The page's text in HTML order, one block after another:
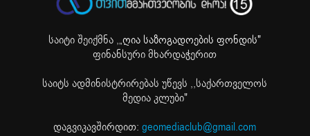
საიტი შეიქმნა ,„ღია საზოგადოების ფონდის"
ფინანსური მხარდაჭერით
საიტს ადმინისტრირებას უწევს ,,საქართველოს
მედია კლუბი"
დაგვიკავშირდით:geomediaclub@gmail.com